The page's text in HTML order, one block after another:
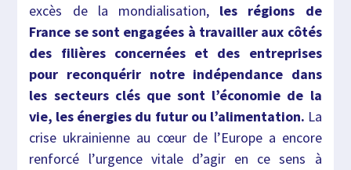
excès de la mondialisation, les régions de
France se sont engagées à travailler aux côtés
des filières concernées et des entreprises
pour reconquérir notre indépendance dans
les secteurs clés que sont l’économie de la
vie, les énergies du futur ou l’alimentation. La
crise ukrainienne au cœur de l’Europe a encore
renforcé l’urgence vitale d’agir en ce sens à